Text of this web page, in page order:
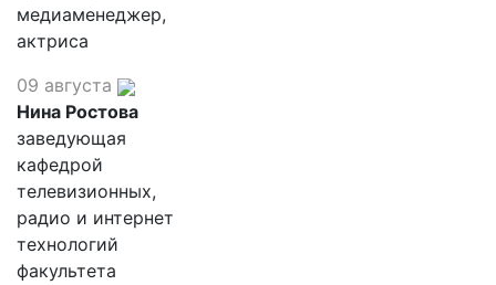
медиаменеджер,
актриса
09 августа
Нина Ростова
заведующая
кафедрой
телевизионных,
радио и интернет
технологий
факультета